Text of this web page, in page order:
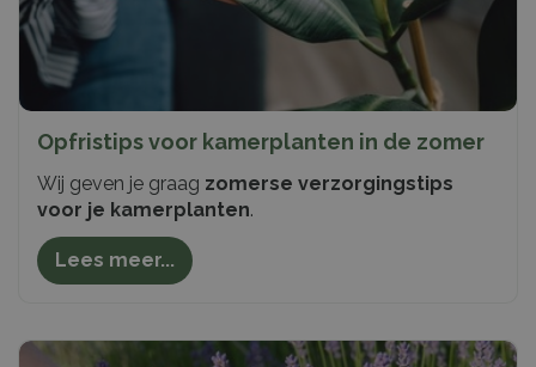
Opfristips voor kamerplanten in de zomer
Wij geven je graag zomerse verzorgingstips
voor je kamerplanten.
Lees meer...